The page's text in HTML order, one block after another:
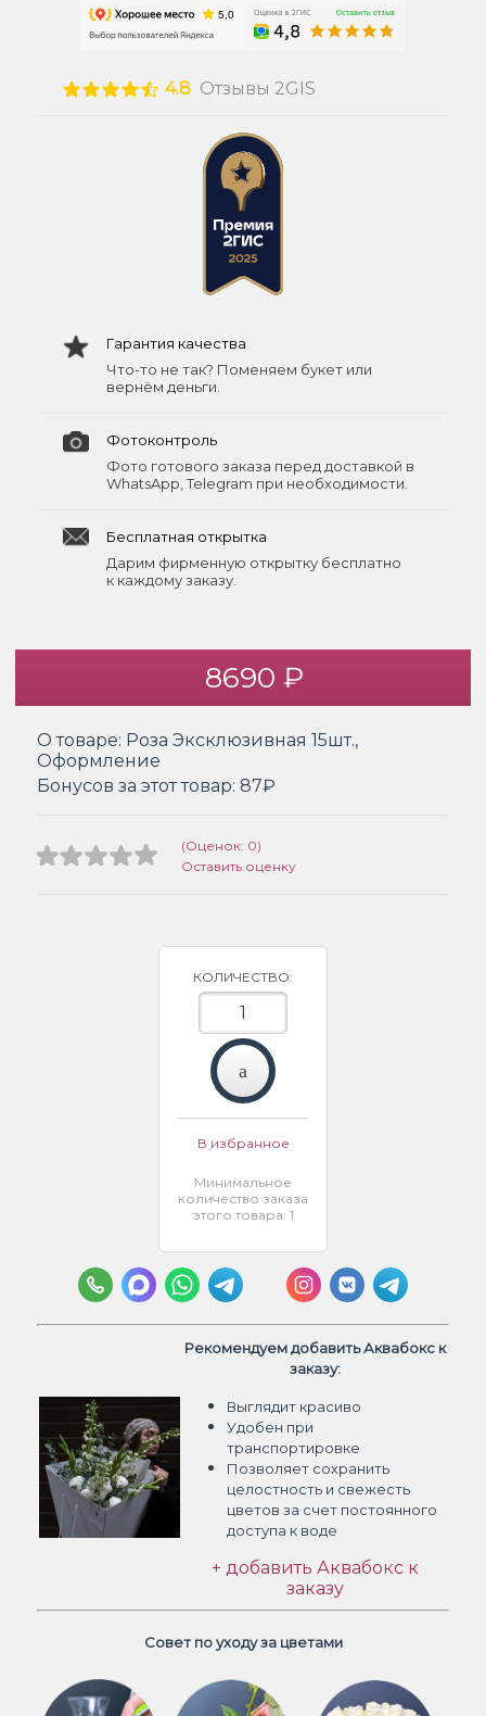
4.8 Отзывы 2GIS
Гарантия качества
Что-то не так? Поменяем букет или
вернём деньги.
Фотоконтроль
Фото готового заказа перед доставкой в
WhatsApp, Telegram при необходимости.
Бесплатная открытка
Дарим фирменную открытку бесплатно
к каждому заказу.
8690 ₽
О товаре: Роза Эксклюзивная 15шт.,
Оформление
Бонусов за этот товар: 87₽
(Оценок: 0)
Оставить оценку
КОЛИЧЕСТВО:
В избранное
Минимальное
количество заказа
этого товара: 1
Рекомендуем добавить Аквабокс к
заказу:
Выглядит красиво
Удобен при
транспортировке
Позволяет сохранить
целостность и свежесть
цветов за счет постоянного
доступа к воде
+ добавить Аквабокс к
заказу
Совет по уходу за цветами